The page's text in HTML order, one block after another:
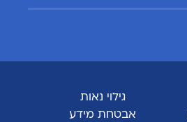
גילוי נאות
אבטחת מידע